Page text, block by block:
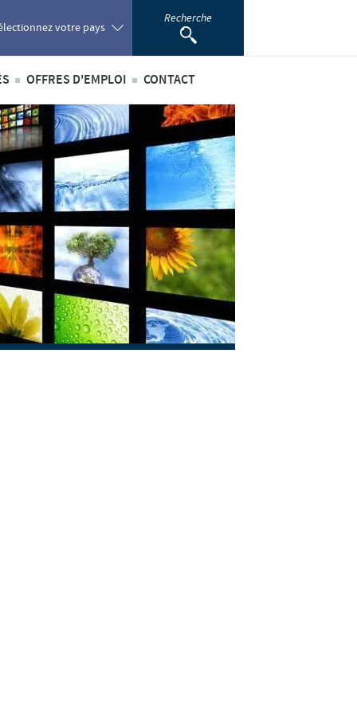
votre pays
Africa
Recherche
internationales
au sein du Benelux
OFFRES D'EMPLOI
Offres d'emploi internationales
Offres d'emploi au sein du Benelux
CONTACT